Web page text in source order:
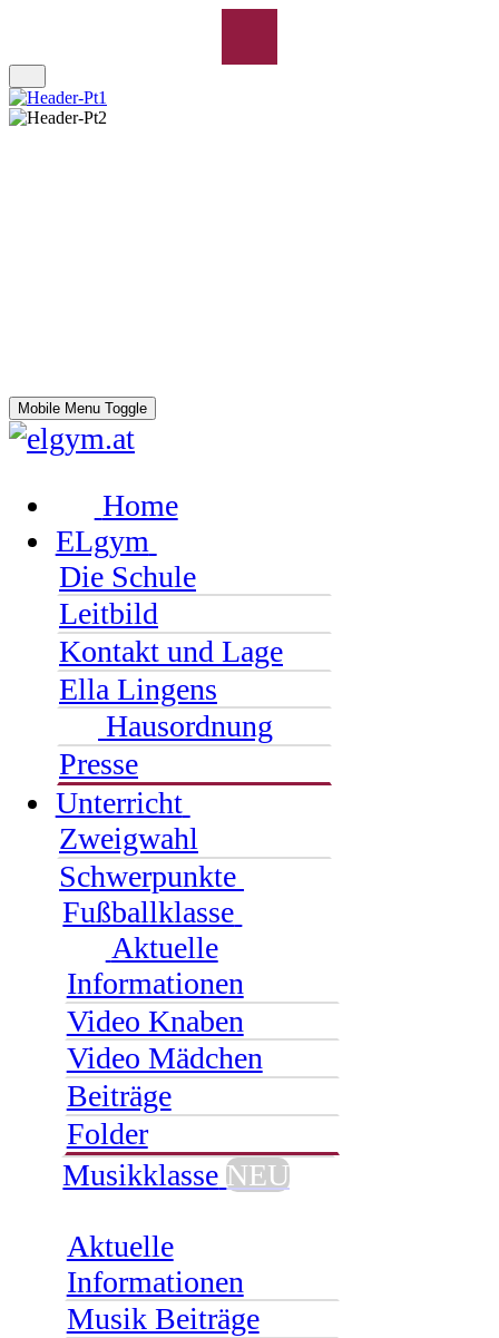
Mobile Menu Toggle
Home
ELgym
Die Schule
Leitbild
Kontakt und Lage
Ella Lingens
Hausordnung
Presse
Unterricht
Zweigwahl
Schwerpunkte
Fußballklasse
Aktuelle
Informationen
Video Knaben
Video Mädchen
Beiträge
Folder
Musikklasse NEU
Aktuelle
Informationen
Musik Beiträge